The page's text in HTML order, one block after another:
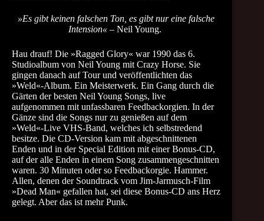
»Es gibt keinen falschen Ton, es gibt nur eine falsche
Intension«– Neil Young.
Hau drauf! Die »Ragged Glory« war 1990 das 6.
Studioalbum von Neil Young mit Crazy Horse. Sie
gingen danach auf Tour und veröffentlichten das
»Weld«-Album. Ein Meisterwerk. Ein Gang durch die
Gärten der besten Neil Young Songs, live
aufgenommen mit unfassbaren Feedbackorgien. In der
Gänze sind die Songs nur zu genießen auf dem
»Weld«-Live VHS-Band, welches ich selbstredend
besitze. Die CD-Version kam mit abgeschnittenen
Enden und in der Special Edition mit einer Bonus-CD,
auf der alle Enden in einem Song zusammengeschnitten
waren. 30 Minuten oder so Feedbackorgie. Hammer.
Allen, denen der Soundtrack vom Jim-Jarmusch-Film
»Dead Man« gefallen hat, sei diese Bonus-CD ans Herz
gelegt. Aber das ist mehr Punk.